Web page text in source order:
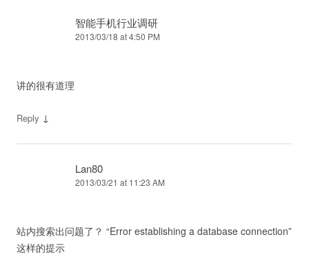
智能手机行业调研
2013/03/18 at 4:50 PM
讲的很有道理
Reply ↓
Lan80
2013/03/21 at 11:23 AM
站内搜索出问题了？ “Error establishing a database connection”
这样的提示